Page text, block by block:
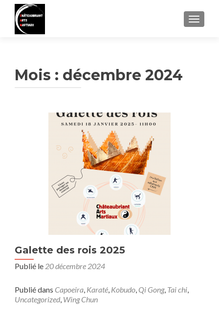
Mois : décembre 2024
Galette des rois 2025
Publié le 20 décembre 2024
Publié dans Capoeira, Karaté, Kobudo, Qi Gong, Tai chi,
Uncategorized, Wing Chun